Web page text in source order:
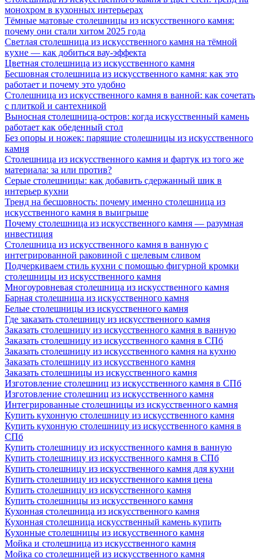
монохром в кухонных интерьерах
Тёмные матовые столешницы из искусственного камня:
почему они стали хитом 2025 года
Светлая столешница из искусственного камня на тёмной
кухне — как добиться вау-эффекта
Цветная столешница из искусственного камня
Бесшовная столешница из искусственного камня: как это
работает и почему это удобно
Столешница из искусственного камня в ванной: как сочетать
с плиткой и сантехникой
Выносная столешница-остров: когда искусственный камень
работает как обеденный стол
Без опоры и ножек: парящие столешницы из искусственного
камня
Столешница из искусственного камня и фартук из того же
материала: за или против?
Серые столешницы: как добавить сдержанный шик в
интерьер кухни
Тренд на бесшовность: почему именно столешница из
искусственного камня в выигрыше
Почему столешница из искусственного камня — разумная
инвестиция
Столешница из искусственного камня в ванную с
интегрированной раковиной с щелевым сливом
Подчеркиваем стиль кухни с помощью фигурной кромки
столешницы из искусственного камня
Многоуровневая столешница из искусственного камня
Барная столешница из искусственного камня
Белые столешницы из искусственного камня
Где заказать столешницу из искусственного камня
Заказать столешницу из искусственного камня в ванную
Заказать столешницу из искусственного камня в СПб
Заказать столешницу из искусственного камня на кухню
Заказать столешницу из искусственного камня
Заказать столешницы из искусственного камня
Изготовление столешниц из искусственного камня в СПб
Изготовление столешниц из искусственного камня
Интегрированные столешницы из искусственного камня
Купить кухонную столешницу из искусственного камня
Купить кухонную столешницу из искусственного камня в
СПб
Купить столешницу из искусственного камня в ванную
Купить столешницу из искусственного камня в СПб
Купить столешницу из искусственного камня для кухни
Купить столешницу из искусственного камня цена
Купить столешницу из искусственного камня
Купить столешницы из искусственного камня
Кухонная столешница из искусственного камня
Кухонная столешница искусственный камень купить
Кухонные столешницы из искусственного камня
Мойка и столешница из искусственного камня
Мойка со столешницей из искусственного камня